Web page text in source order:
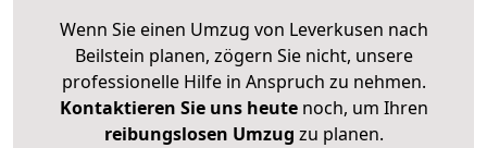
Wenn Sie einen Umzug von Leverkusen nach
Beilstein planen, zögern Sie nicht, unsere
professionelle Hilfe in Anspruch zu nehmen.
Kontaktieren Sie uns heutenoch, um Ihren
reibungslosen Umzug zu planen.